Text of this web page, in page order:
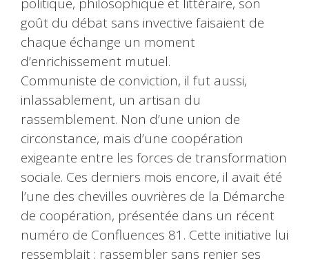
politique, philosophique et littéraire, son
goût du débat sans invective faisaient de
chaque échange un moment
d’enrichissement mutuel.
Communiste de conviction, il fut aussi,
inlassablement, un artisan du
rassemblement. Non d’une union de
circonstance, mais d’une coopération
exigeante entre les forces de transformation
sociale. Ces derniers mois encore, il avait été
l’une des chevilles ouvrières de la Démarche
de coopération, présentée dans un récent
numéro de Confluences 81. Cette initiative lui
ressemblait : rassembler sans renier ses